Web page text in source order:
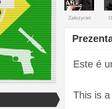
Założyciel
Este é
This is